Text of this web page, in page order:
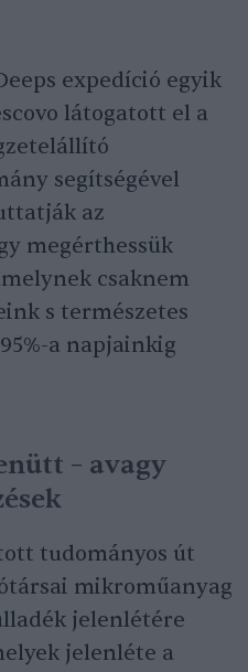
expedíció egyik
látogatott el a
segítségével
az
megérthessük
csaknem
s természetes
a napjainkig
– avagy
tudományos út
mikroműanyag
jelenlétére
jelenléte a